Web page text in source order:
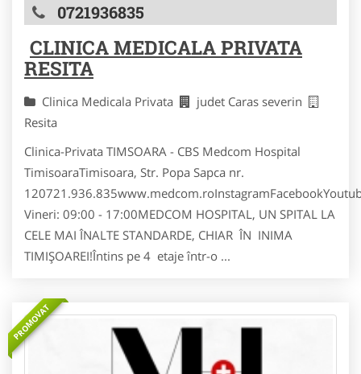
0721936835
CLINICA MEDICALA PRIVATA
RESITA
Clinica Medicala Privata
judet Caras severin
Resita
Clinica-Privata TIMSOARA - CBS Medcom Hospital
TimisoaraTimisoara, Str. Popa Sapca nr.
Vineri: 09:00 - 17:00MEDCOM HOSPITAL, UN SPITAL LA
CELE MAI ÎNALTE STANDARDE, CHIAR ÎN INIMA
TIMIȘOAREI!Întins pe 4 etaje într-o ...
PROMOVAT